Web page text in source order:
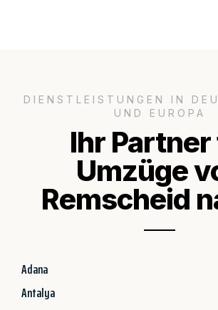
DIENSTLEISTUNGEN IN
UND EUROPA
Ihr
Umzüge
Remscheid
Adana
Antalya